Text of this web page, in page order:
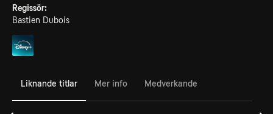
Regissör:
Bastien Dubois
Liknande titlar Mer info Medverkande